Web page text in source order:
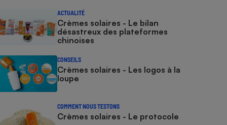
ACTUALITÉ
Crèmes solaires - Le bilan
désastreux des plateformes
chinoises
CONSEILS
Crèmes solaires - Les logos à la
loupe
COMMENT NOUS TESTONS
Crèmes solaires - Le protocole